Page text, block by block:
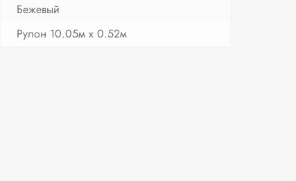
Бежевый
Рулон 10.05м х 0.52м